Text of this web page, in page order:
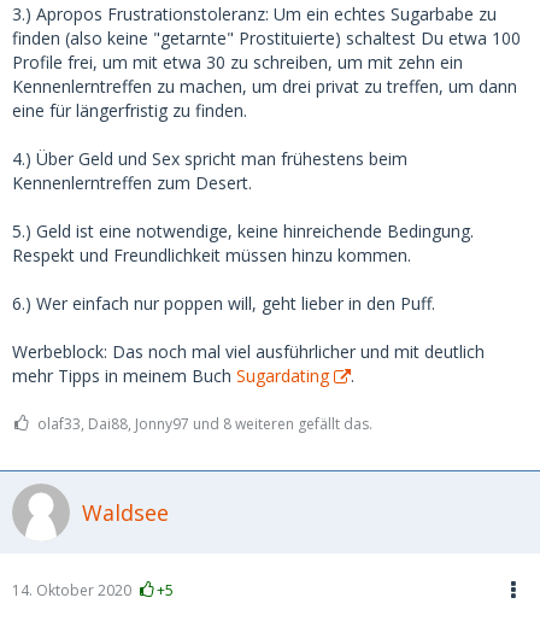
3.) Apropos Frustrationstoleranz: Um ein echtes Sugarbabe zu
finden (also keine "getarnte" Prostituierte) schaltest Du etwa 100
Profile frei, um mit etwa 30 zu schreiben, um mit zehn ein
Kennenlerntreffen zu machen, um drei privat zu treffen, um dann
eine für längerfristig zu finden.
4.) Über Geld und Sex spricht man frühestens beim
Kennenlerntreffen zum Desert.
5.) Geld ist eine notwendige, keine hinreichende Bedingung.
Respekt und Freundlichkeit müssen hinzu kommen.
6.) Wer einfach nur poppen will, geht lieber in den Puff.
Werbeblock: Das noch mal viel ausführlicher und mit deutlich
mehr Tipps in meinem Buch Sugardating .
olaf33, Dai88, Jonny97 und 8 weiteren gefällt das.
Waldsee
14. Oktober 2020 +5